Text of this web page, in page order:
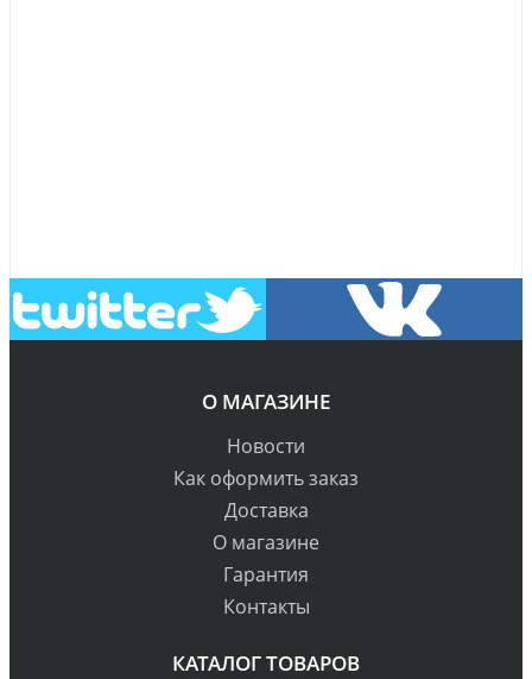
О МАГАЗИНЕ
Новости
Как оформить заказ
Доставка
О магазине
Гарантия
Контакты
КАТАЛОГ ТОВАРОВ